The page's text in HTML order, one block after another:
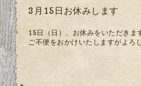
3月15日お休みします
15日（日）、お休みをいただきま
ご不便をおかけいたしますがよろ